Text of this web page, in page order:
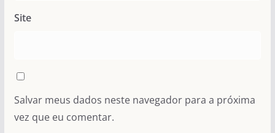
Site
Salvar meus dados neste navegador para a próxima
vez que eu comentar.